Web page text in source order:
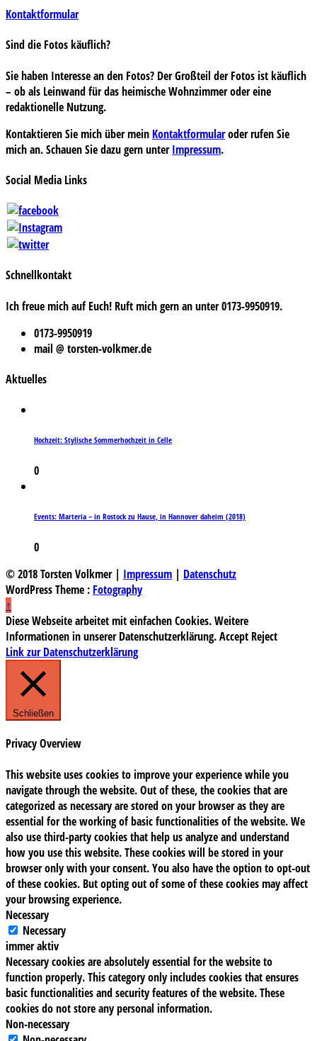
Kontaktformular
Sind die Fotos käuflich?
Sie haben Interesse an den Fotos? Der Großteil der Fotos ist käuflich
– ob als Leinwand für das heimische Wohnzimmer oder eine
redaktionelle Nutzung.
Kontaktieren Sie mich über mein Kontaktformularoder rufen Sie
mich an. Schauen Sie dazu gern unterImpressum.
Social Media Links
Schnellkontakt
Ich freue mich auf Euch! Ruft mich gern an unter 0173-9950919.
0173-9950919
mail @ torsten-volkmer.de
Aktuelles
Hochzeit: Stylische Sommerhochzeit in Celle
0
Events: Marteria – in Rostock zu Hause, in Hannover daheim (2018)
0
© 2018 Torsten Volkmer | Impressum | Datenschutz
WordPress Theme : Fotography
↑
Diese Webseite arbeitet mit einfachen Cookies. Weitere
Informationen in unserer Datenschutzerklärung.Accept Reject
Link zur Datenschutzerklärung
Schließen
Privacy Overview
This website uses cookies to improve your experience while you
navigate through the website. Out of these, the cookies that are
categorized as necessary are stored on your browser as they are
essential for the working of basic functionalities of the website. We
also use third-party cookies that help us analyze and understand
how you use this website. These cookies will be stored in your
browser only with your consent. You also have the option to opt-out
of these cookies. But opting out of some of these cookies may affect
your browsing experience.
Necessary
Necessary
immer aktiv
Necessary cookies are absolutely essential for the website to
function properly. This category only includes cookies that ensures
basic functionalities and security features of the website. These
cookies do not store any personal information.
Non-necessary